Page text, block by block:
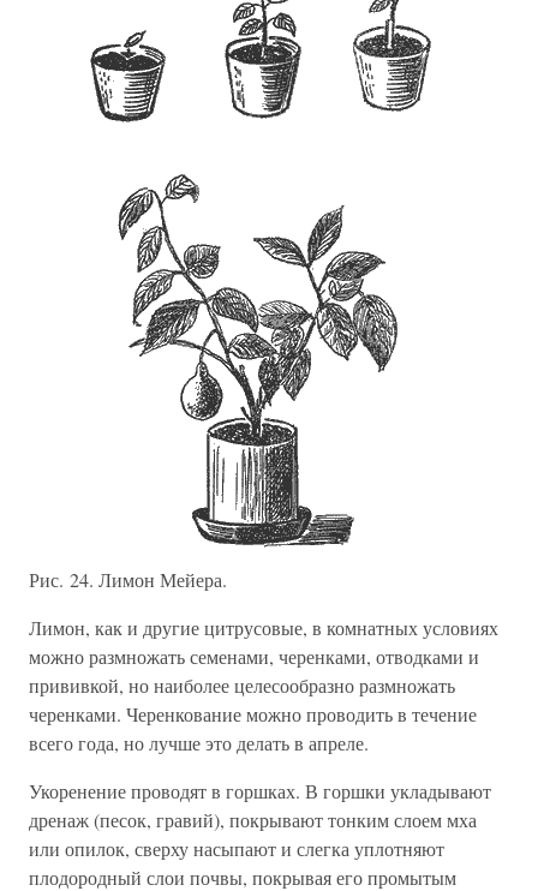
Рис. 24. Лимон Мейера.
Лимон, как и другие цитрусовые, в комнатных условиях
можно размножать семенами, черенками, отводками и
прививкой, но наиболее целесообразно размножать
черенками. Черенкование можно проводить в течение
всего года, но лучше это делать в апреле.
Укоренение проводят в горшках. В горшки укладывают
дренаж (песок, гравий), покрывают тонким слоем мха
или опилок, сверху насыпают и слегка уплотняют
плодородный слои почвы, покрывая его промытым